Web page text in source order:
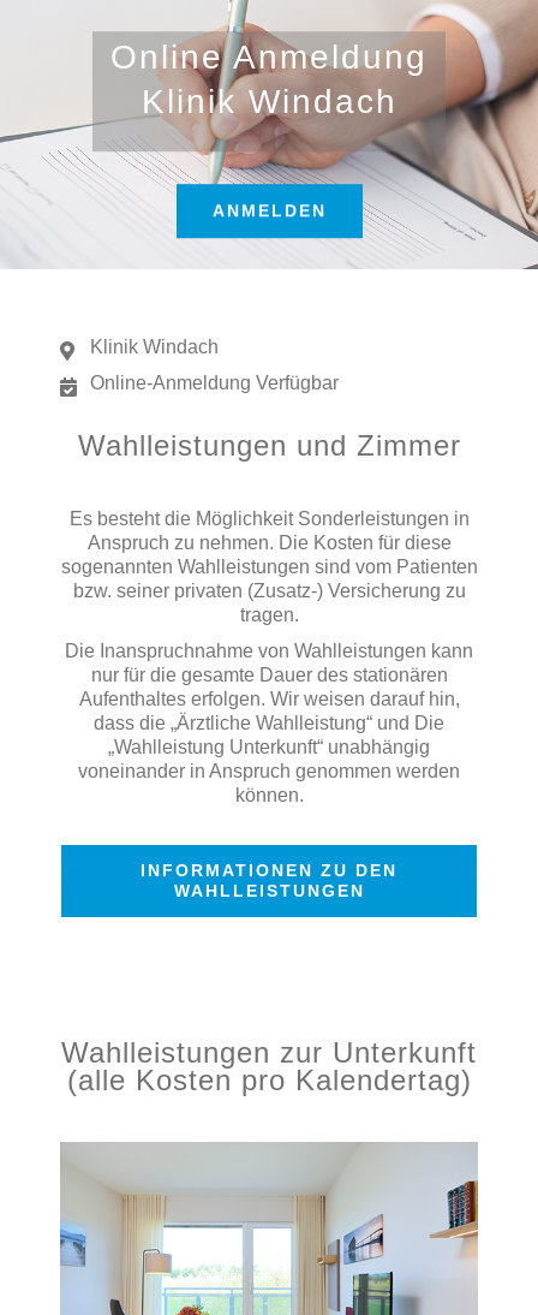
Online Anmeldung
Klinik Windach
ANMELDEN
Klinik Windach
Online-Anmeldung Verfügbar
Wahlleistungen und Zimmer
Es besteht die Möglichkeit Sonderleistungen in
Anspruch zu nehmen. Die Kosten für diese
sogenannten Wahlleistungen sind vom Patienten
bzw. seiner privaten (Zusatz-) Versicherung zu
tragen.
Die Inanspruchnahme von Wahlleistungen kann
nur für die gesamte Dauer des stationären
Aufenthaltes erfolgen. Wir weisen darauf hin,
dass die „Ärztliche Wahlleistung“ und Die
„Wahlleistung Unterkunft“ unabhängig
voneinander in Anspruch genommen werden
können.
INFORMATIONEN ZU DEN
WAHLLEISTUNGEN
Wahlleistungen zur Unterkunft
(alle Kosten pro Kalendertag)